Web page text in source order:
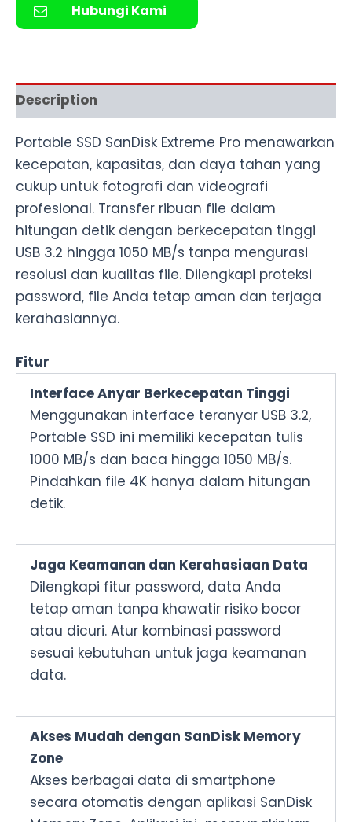
Hubungi Kami
Description
Portable SSD SanDisk Extreme Pro menawarkan
kecepatan, kapasitas, dan daya tahan yang
cukup untuk fotografi dan videografi
profesional. Transfer ribuan file dalam
hitungan detik dengan berkecepatan tinggi
USB 3.2 hingga 1050 MB/s tanpa mengurasi
resolusi dan kualitas file. Dilengkapi proteksi
password, file Anda tetap aman dan terjaga
kerahasiannya.
Fitur
Interface Anyar Berkecepatan Tinggi
Menggunakan interface teranyar USB 3.2,
Portable SSD ini memiliki kecepatan tulis
1000 MB/s dan baca hingga 1050 MB/s.
Pindahkan file 4K hanya dalam hitungan
detik.
Jaga Keamanan dan Kerahasiaan Data
Dilengkapi fitur password, data Anda
tetap aman tanpa khawatir risiko bocor
atau dicuri. Atur kombinasi password
sesuai kebutuhan untuk jaga keamanan
data.
Akses Mudah dengan SanDisk Memory
Zone
Akses berbagai data di smartphone
secara otomatis dengan aplikasi SanDisk